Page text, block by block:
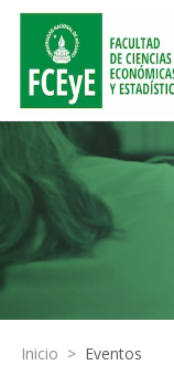
Inicio > Eventos